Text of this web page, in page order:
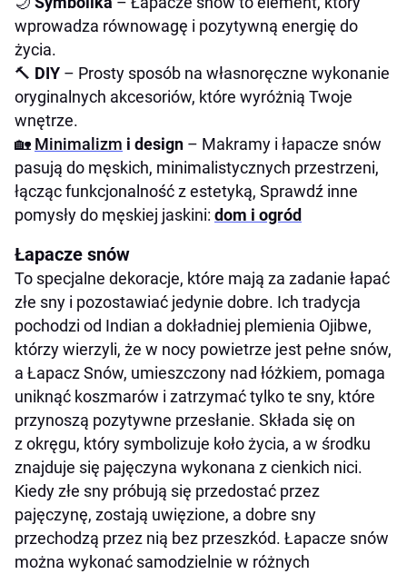
wprowadza równowagę i pozytywną energię do
życia.
🔨 DIY – Prosty sposób na własnoręczne wykonanie
oryginalnych akcesoriów, które wyróżnią Twoje
wnętrze.
🏡 Minimalizm i design – Makramy i łapacze snów
pasują do męskich, minimalistycznych przestrzeni,
łącząc funkcjonalność z estetyką, Sprawdź inne
pomysły do męskiej jaskini: dom i ogród
Łapacze snów
To specjalne dekoracje, które mają za zadanie łapać
złe sny i pozostawiać jedynie dobre. Ich tradycja
pochodzi od Indian a dokładniej plemienia Ojibwe,
którzy wierzyli, że w nocy powietrze jest pełne snów,
a Łapacz Snów, umieszczony nad łóżkiem, pomaga
uniknąć koszmarów i zatrzymać tylko te sny, które
przynoszą pozytywne przesłanie. Składa się on
z okręgu, który symbolizuje koło życia, a w środku
znajduje się pajęczyna wykonana z cienkich nici.
Kiedy złe sny próbują się przedostać przez
pajęczynę, zostają uwięzione, a dobre sny
przechodzą przez nią bez przeszkód. Łapacze snów
można wykonać samodzielnie w różnych